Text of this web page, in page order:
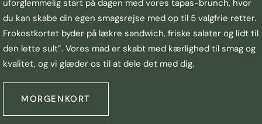
uforglemmelig start på dagen med vores tapas-brunch, hvor
du kan skabe din egen smagsrejse med op til 5 valgfrie retter.
Frokostkortet byder på lækre sandwich, friske salater og lidt til
den lette sult”. Vores mad er skabt med kærlighed til smag og
kvalitet, og vi glæder os til at dele det med dig.
MORGENKORT